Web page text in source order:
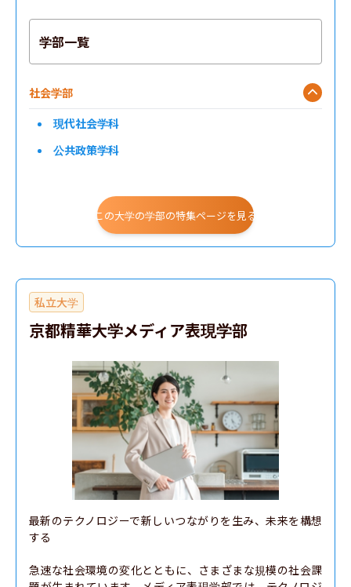
学部一覧
社会学部
現代社会学科
公共政策学科
この大学の学部の特集ページを見る
私立大学
京都精華大学メディア表現学部
最新のテクノロジーで新しいつながりを生み、未来を構想
する
急速な社会環境の変化とともに、さまざまな規模の社会課